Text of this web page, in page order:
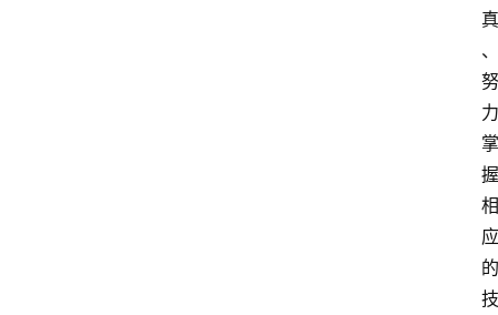
真
、
努
力
掌
握
相
应
的
技